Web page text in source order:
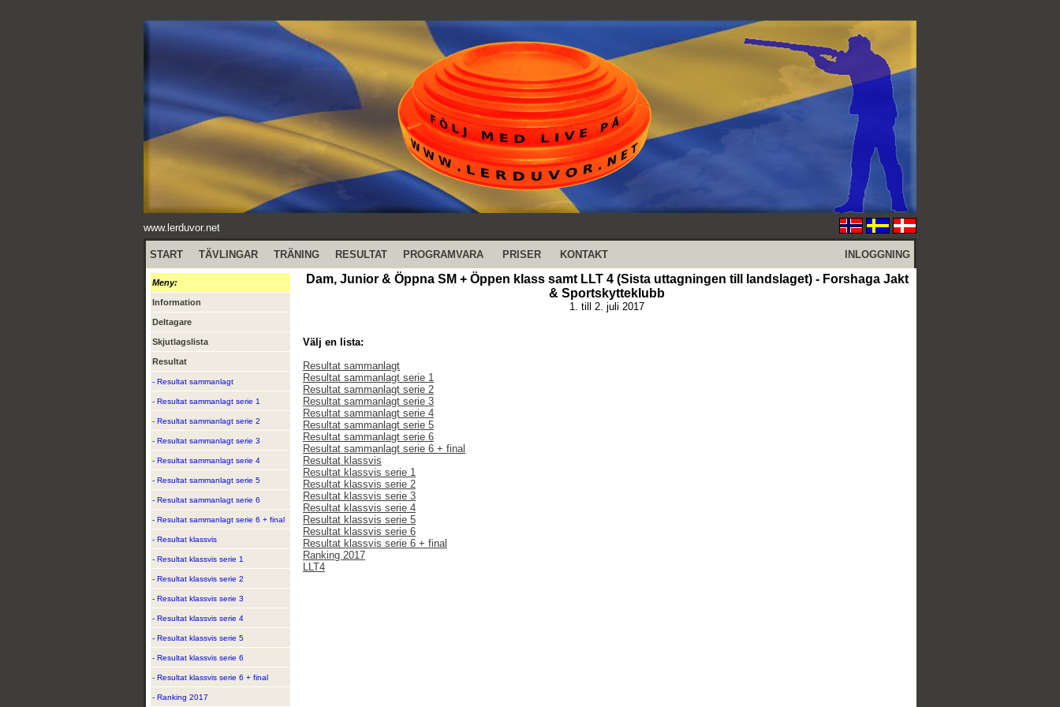
www.lerduvor.net
START TÄVLINGAR TRÄNING RESULTAT PROGRAMVARA PRISER KONTAKT INLOGGNING
Meny:
Information
Deltagare
Skjutlagslista
Resultat
- Resultat sammanlagt
- Resultat sammanlagt serie 1
- Resultat sammanlagt serie 2
- Resultat sammanlagt serie 3
- Resultat sammanlagt serie 4
- Resultat sammanlagt serie 5
- Resultat sammanlagt serie 6
- Resultat sammanlagt serie 6 + final
- Resultat klassvis
- Resultat klassvis serie 1
- Resultat klassvis serie 2
- Resultat klassvis serie 3
- Resultat klassvis serie 4
- Resultat klassvis serie 5
- Resultat klassvis serie 6
- Resultat klassvis serie 6 + final
- Ranking 2017
Dam, Junior & Öppna SM + Öppen klass samt LLT 4 (Sista uttagningen till landslaget) - Forshaga Jakt
& Sportskytteklubb
1. till 2. juli 2017
Välj en lista:
Resultat sammanlagt
Resultat sammanlagt serie 1
Resultat sammanlagt serie 2
Resultat sammanlagt serie 3
Resultat sammanlagt serie 4
Resultat sammanlagt serie 5
Resultat sammanlagt serie 6
Resultat sammanlagt serie 6 + final
Resultat klassvis
Resultat klassvis serie 1
Resultat klassvis serie 2
Resultat klassvis serie 3
Resultat klassvis serie 4
Resultat klassvis serie 5
Resultat klassvis serie 6
Resultat klassvis serie 6 + final
Ranking 2017
LLT4